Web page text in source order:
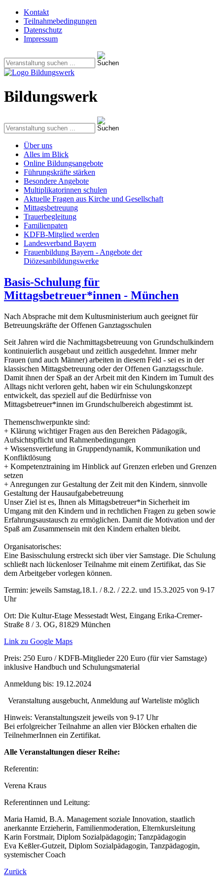
Kontakt
Teilnahmebedingungen
Datenschutz
Impressum
Bildungswerk
Über uns
Alles im Blick
Online Bildungsangebote
Führungskräfte stärken
Besondere Angebote
Multiplikatorinnen schulen
Aktuelle Fragen aus Kirche und Gesellschaft
Mittagsbetreuung
Trauerbegleitung
Familienpaten
KDFB-Mitglied werden
Landesverband Bayern
Frauenbildung Bayern - Angebote der
Diözesanbildungswerke
Basis-Schulung für
Mittagsbetreuer*innen - München
Nach Absprache mit dem Kultusministerium auch geeignet für
Betreuungskräfte der Offenen Ganztagsschulen
Seit Jahren wird die Nachmittagsbetreuung von Grundschulkindern
kontinuierlich ausgebaut und zeitlich ausgedehnt. Immer mehr
Frauen (und auch Männer) arbeiten in diesem Feld - sei es in der
klassischen Mittagsbetreuung oder der Offenen Ganztagsschule.
Damit ihnen der Spaß an der Arbeit mit den Kindern im Tumult des
Alltags nicht verloren geht, haben wir ein Schulungskonzept
entwickelt, das speziell auf die Bedürfnisse von
Mittagsbetreuer*innen im Grundschulbereich abgestimmt ist.
Themenschwerpunkte sind:
+ Klärung wichtiger Fragen aus den Bereichen Pädagogik,
Aufsichtspflicht und Rahmenbedingungen
+ Wissensvertiefung in Gruppendynamik, Kommunikation und
Konfliktlösung
+ Kompetenztraining im Hinblick auf Grenzen erleben und Grenzen
setzen
+ Anregungen zur Gestaltung der Zeit mit den Kindern, sinnvolle
Gestaltung der Hausaufgabebetreuung
Unser Ziel ist es, Ihnen als Mittagsbetreuer*in Sicherheit im
Umgang mit den Kindern und in rechtlichen Fragen zu geben sowie
Erfahrungsaustausch zu ermöglichen. Damit die Motivation und der
Spaß am Zusammensein mit den Kindern erhalten bleibt.
Organisatorisches:
Eine Basisschulung erstreckt sich über vier Samstage. Die Schulung
schließt nach lückenloser Teilnahme mit einem Zertifikat, das Sie
dem Arbeitgeber vorlegen können.
Termin: jeweils Samstag,18.1. / 8.2. / 22.2. und 15.3.2025 von 9-17
Uhr
Ort: Die Kultur-Etage Messestadt West, Eingang Erika-Cremer-
Straße 8 / 3. OG, 81829 München
Link zu Google Maps
Preis: 250 Euro / KDFB-Mitglieder 220 Euro (für vier Samstage)
inklusive Handbuch und Schulungsmaterial
Anmeldung bis: 19.12.2024
Veranstaltung ausgebucht, Anmeldung auf Warteliste möglich
Hinweis: Veranstaltungszeit jeweils von 9-17 Uhr
Bei erfolgreicher Teilnahme an allen vier Blöcken erhalten die
TeilnehmerInnen ein Zertifikat.
Alle Veranstaltungen dieser Reihe:
Referentin:
Verena Kraus
Referentinnen und Leitung:
Maria Hamid, B.A. Management soziale Innovation, staatlich
anerkannte Erzieherin, Familienmoderation, Elternkursleitung
Karin Forstmair, Diplom Sozialpädagogin; Tanzpädagogin
Eva Keßler-Gutzeit, Diplom Sozialpädagogin, Tanzpädagogin,
systemischer Coach
Zurück